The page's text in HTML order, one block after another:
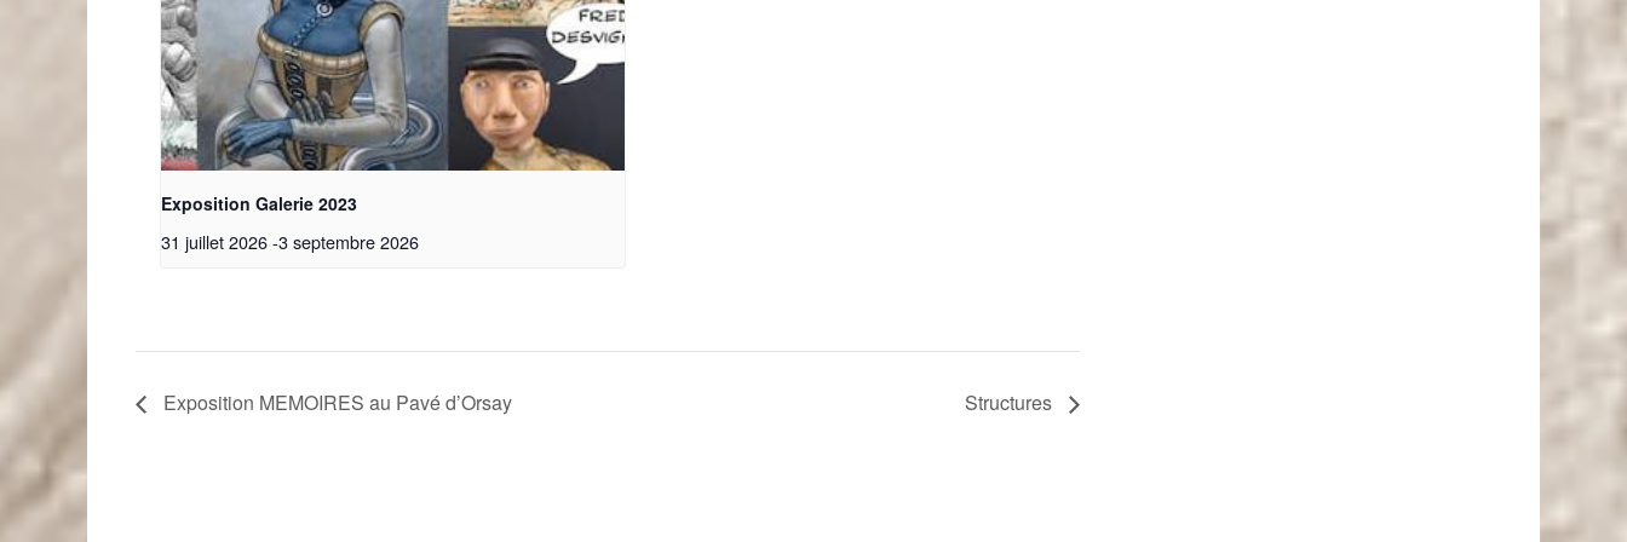
Exposition Galerie 2023
31 juillet 2026-3 septembre 2026
Exposition MEMOIRES au Pavé d’Orsay Structures